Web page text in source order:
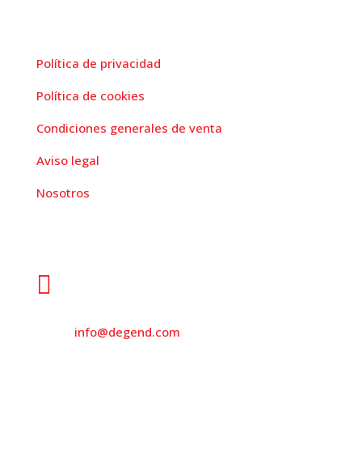
Política de privacidad
Política de cookies
Condiciones generales de venta
Aviso legal
Nosotros

info@degend.com